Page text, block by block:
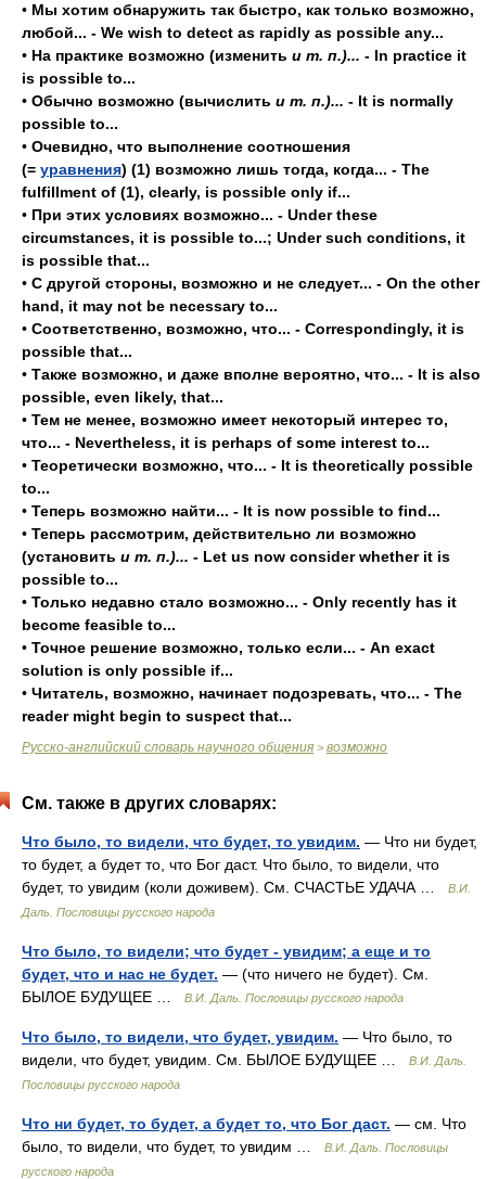
• Мы хотим обнаружить так быстро, как только возможно,
любой... - We wish to detect as rapidly as possible any...
• На практике возможно (изменить и т. п.)... - In practice it
is possible to...
• Обычно возможно (вычислить и т. п.)... - It is normally
possible to...
• Очевидно, что выполнение соотношения
(= уравнения) (1) возможно лишь тогда, когда... - The
fulfillment of (1), clearly, is possible only if...
• При этих условиях возможно... - Under these
circumstances, it is possible to...; Under such conditions, it
is possible that...
• С другой стороны, возможно и не следует... - On the other
hand, it may not be necessary to...
• Соответственно, возможно, что... - Correspondingly, it is
possible that...
• Также возможно, и даже вполне вероятно, что... - It is also
possible, even likely, that...
• Тем не менее, возможно имеет некоторый интерес то,
что... - Nevertheless, it is perhaps of some interest to...
• Теоретически возможно, что... - It is theoretically possible
to...
• Теперь возможно найти... - It is now possible to find...
• Теперь рассмотрим, действительно ли возможно
(установить и т. п.)... - Let us now consider whether it is
possible to...
• Только недавно стало возможно... - Only recently has it
become feasible to...
• Точное решение возможно, только если... - An exact
solution is only possible if...
• Читатель, возможно, начинает подозревать, что... - The
reader might begin to suspect that...
Русско-английский словарь научного общения > возможно
См. также в других словарях:
Что было, то видели, что будет, то увидим. — Что ни будет,
то будет, а будет то, что Бог даст. Что было, то видели, что
будет, то увидим (коли доживем). См. СЧАСТЬЕ УДАЧА …
В.И.
Даль. Пословицы русского народа
Что было, то видели; что будет - увидим; а еще и то
будет, что и нас не будет. — (что ничего не будет). См.
БЫЛОЕ БУДУЩЕЕ …
В.И. Даль. Пословицы русского народа
Что было, то видели, что будет, увидим. — Что было, то
видели, что будет, увидим. См. БЫЛОЕ БУДУЩЕЕ …
В.И. Даль.
Пословицы русского народа
Что ни будет, то будет, а будет то, что Бог даст. — см. Что
было, то видели, что будет, то увидим …
В.И. Даль. Пословицы
русского народа